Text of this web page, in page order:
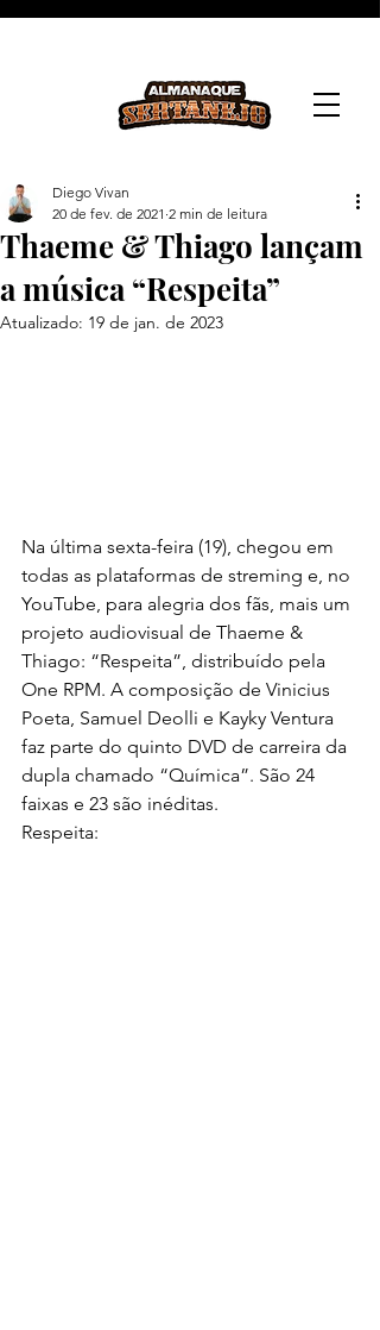
Thaeme & Thiago lançam
a música “Respeita”
Diego Vivan
20 de fev. de 2021 2 min de leitura
Atualizado: 19 de jan. de 2023
Na última sexta-feira (19), chegou em
todas as plataformas de streming e, no
YouTube, para alegria dos fãs, mais um
projeto audiovisual de Thaeme &
Thiago: “Respeita”, distribuído pela
One RPM. A composição de Vinicius
Poeta, Samuel Deolli e Kayky Ventura
faz parte do quinto DVD de carreira da
dupla chamado “Química”. São 24
faixas e 23 são inéditas.
Respeita: